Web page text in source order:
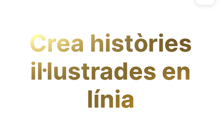
Crea històries
il·lustrades en
línia